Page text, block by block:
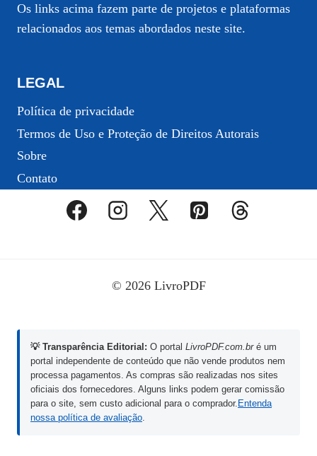
Os links acima fazem parte de projetos e plataformas
relacionados aos temas abordados neste site.
LEGAL
Política de privacidade
Termos de Uso e Proteção de Direitos Autorais
Sobre
Contato
© 2026 LivroPDF
💡 Transparência Editorial: O portal LivroPDF.com.bré um
portal independente de conteúdo que não vende produtos nem
processa pagamentos. As compras são realizadas nos sites
oficiais dos fornecedores. Alguns links podem gerar comissão
para o site, sem custo adicional para o comprador. Entenda
nossa política de avaliação.